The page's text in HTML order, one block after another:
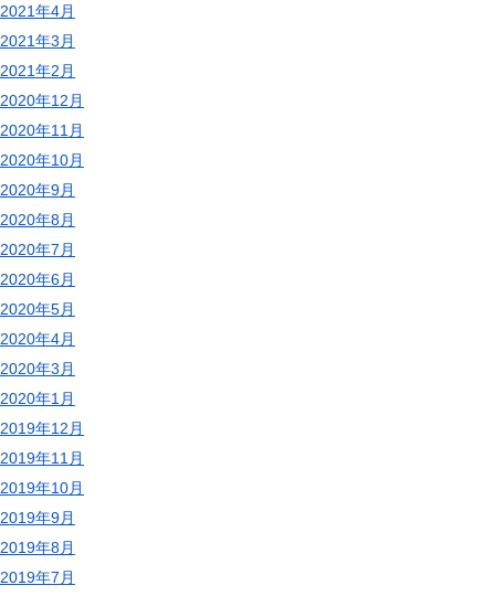
2021年4月
2021年3月
2021年2月
2020年12月
2020年11月
2020年10月
2020年9月
2020年8月
2020年7月
2020年6月
2020年5月
2020年4月
2020年3月
2020年1月
2019年12月
2019年11月
2019年10月
2019年9月
2019年8月
2019年7月